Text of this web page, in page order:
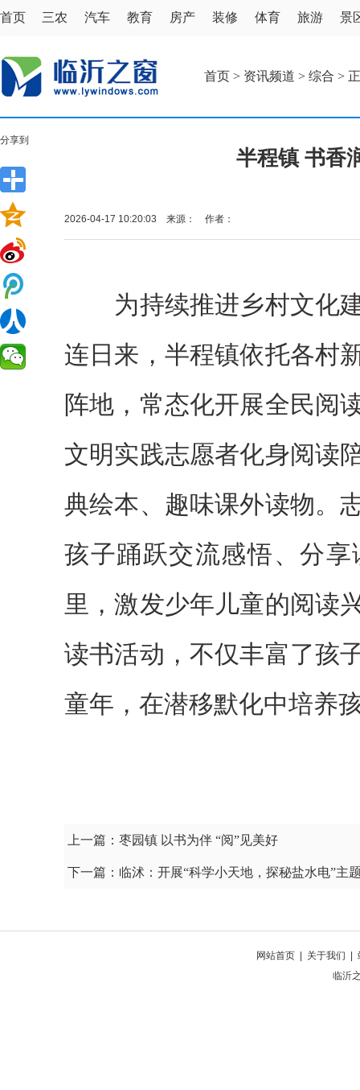
首页 三农 汽车 教育 房产 装修 体育 旅游 景
首页 > 资讯频道 > 综合 >
分享到
半程镇 书香
2026-04-17 10:20:03 来源： 作者：
为持续推进乡村文化建
连日来，半程镇依托各村
阵地，常态化开展全民阅
文明实践志愿者化身阅读
典绘本、趣味课外读物。
孩子踊跃交流感悟、分
里，激发少年儿童的阅读
读书活动，不仅丰富了孩
童年，在潜移默化中培养
上一篇： 枣园镇 以书为伴 “阅”见美好
下一篇： 临沭：开展“科学小天地，探秘盐水电”主
网站首页| 关于我们
临沂